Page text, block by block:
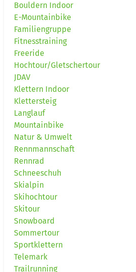
Bouldern Indoor
E-Mountainbike
Familiengruppe
Fitnesstraining
Freeride
Hochtour/Gletschertour
JDAV
Klettern Indoor
Klettersteig
Langlauf
Mountainbike
Natur & Umwelt
Rennmannschaft
Rennrad
Schneeschuh
Skialpin
Skihochtour
Skitour
Snowboard
Sommertour
Sportklettern
Telemark
Trailrunning